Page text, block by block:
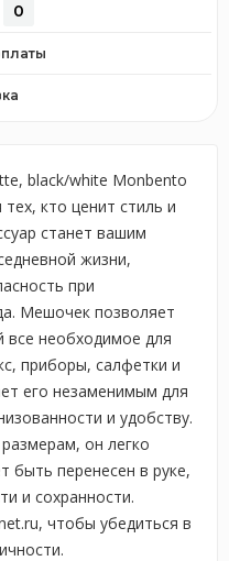
0
black/white Monbento
кто ценит стиль и
станет вашим
жизни,
при
Мешочек позволяет
все необходимое для
приборы, салфетки и
его незаменимым для
и удобству.
он легко
быть перенесен в руке,
и сохранности.
чтобы убедиться в